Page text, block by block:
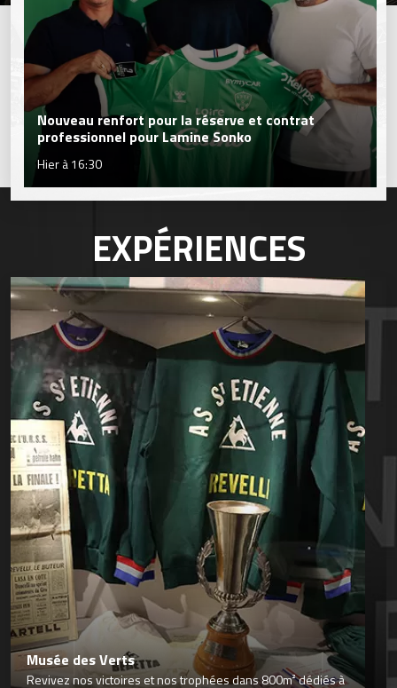
Nouveau renfort pour la réserve et contrat
professionnel pour Lamine Sonko
Hier à 16:30
EXPÉRIENCES
Musée des Verts
Revivez nos victoires et nos trophées dans 800m² dédiés à